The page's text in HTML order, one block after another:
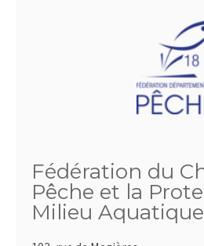
Fédération du
Pêche et la
Milieu Aquatique